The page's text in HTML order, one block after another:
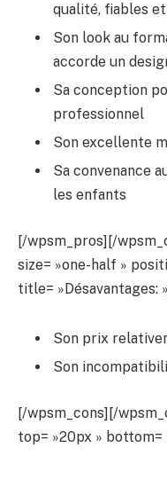
qualité, fiables
Son look au
accorde un
Sa conception
professionnel
Son excellente
Sa convenance
les enfants
[/wpsm_pros][/
size= »one-half »
title= »Désavantages:
Son prix
Son
[/wpsm_cons][/
top= »20px »